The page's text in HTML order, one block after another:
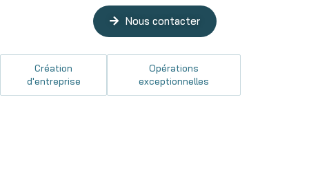
Nous contacter
Création
d'entreprise
Opérations
exceptionnelles